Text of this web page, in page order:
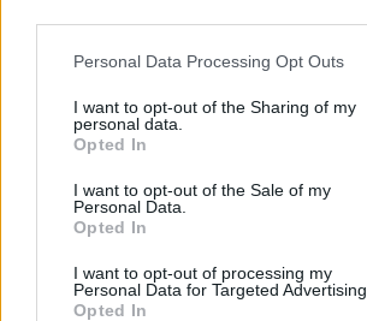
Personal Data Processing Opt Outs
I want to opt-out of the Sharing of my
personal data.
Opted In
I want to opt-out of the Sale of my
Personal Data.
Opted In
I want to opt-out of processing my
Personal Data for Targeted Advertising.
Opted In